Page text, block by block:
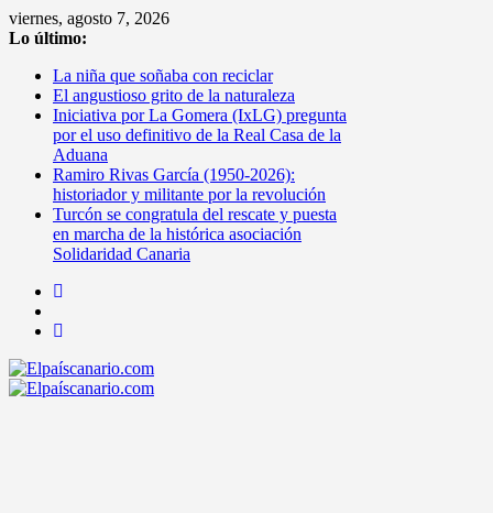
Saltar
al
viernes, agosto 7, 2026
Lo último:
La niña que soñaba con reciclar
El angustioso grito de la naturaleza
Iniciativa por La Gomera (IxLG) pregunta
por el uso definitivo de la Real Casa de la
Aduana
Ramiro Rivas García (1950-2026):
historiador y militante por la revolución
Turcón se congratula del rescate y puesta
en marcha de la histórica asociación
Solidaridad Canaria